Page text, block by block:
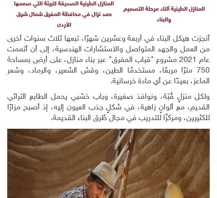
المنازل الطينية أثناء مرحلة التصميم
والبناء
المنازل الطينية الصديقة للبيئة التي صممها
حمد نزال في محافظة المفرق شمال شرق
الأردن
أنجزت هيكل البناء في أربعة وعشرين شهرًا، تبعها ثلاث سنوات أخرى
من العمل والجهد المتواصل والاستشارات الهندسية، إلى أن أتممت
عام 2021 مشروع "قباب المفرق" عبر بناء منازل، على أرض بمساحة
750 مترًا مربعًا، مستخدمًا الطين، وقش الشعير، والرماد، وشعر
الماعز، بعيدًا عن أي مادة خرسانية.
ولكل منزلٍ قُبّة، ونوافذ صغيرة، وباب خشبي يحمل الطابع التراثي
القديم، مع ألوانٍ زاهية، في شكلٍ جذب العيون إليه، إذ أصبح مزارًا
للكثيرين، ومركزًا للتدريب في مجال طُرق البناء القديمة.